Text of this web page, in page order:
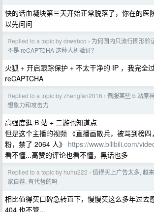
快的话血凝块第三天开始正常脱落了，你在的医
以先问问
Replied to a topic by drwebco › 为何国内只流行图形验
不是 reCAPTCHA 这种人机验证？
火狐 + 开启跟踪保护 + 不太干净的 IP ，我完全
reCAPTCHA
Replied to a topic by zhengfan2016 › 佩服某些 b 站原
想象力和攻击力
高强度逛 B 站 + 二游也知道点
但是这个主播的视频 《直播画散兵，被骂到榜
粉，禁了 2064 人》 https://www.bilibili.com/
看不懂...高赞的评论也看不懂，黑话也多
Replied to a topic by huhu222 › 值得买上广告太多, 越
家自荐, 有代替的吗
相比值得买口碑急转直下，慢慢买这么多年过去
404 也不管...